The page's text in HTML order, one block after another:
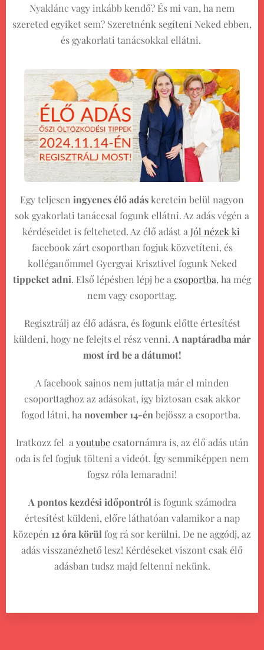
Nyaklánc vagy inkább kendő? És mi van, ha nem
szereted egyiket sem? Szeretnénk segíteni Neked ebben,
és gyakorlati tanácsokkal ellátni.
Egy teljesen ingyenes élő adáskeretein belül nagyon
sok gyakorlati tanáccsal fogunk ellátni. Az adás végén a
kérdéseidet is felteheted. Az élő adást aJól nézek ki
facebook zárt csoportban fogjuk közvetíteni, és
kolléganőmmel Gyergyai Krisztivel fogunk Neked
tippeket adni. Első lépésben lépj be acsoportba, ha még
nem vagy csoporttag.
Regisztrálj az élő adásra, és fogunk előtte értesítést
küldeni, hogy ne felejts el rész venni. A naptáradba már
most írd be a dátumot!
A facebook sajnos nem juttatja már el minden
csoporttaghoz az adásokat, így biztosan csak akkor
fogod látni, hanovember 14-énbejössz a csoportba.
Iratkozz fel ayoutubecsatornámra is, az élő adás után
oda is fel fogjuk tölteni a videót. Így semmiképpen nem
fogsz róla lemaradni!
A pontos kezdési időpontrólis fogunk számodra
értesítést küldeni, előre láthatóan valamikor a nap
közepén 12óra körülfog rá sor kerülni. De ne aggódj, az
adás visszanézhető lesz! Kérdéseket viszont csak élő
adásban tudsz majd feltenni nekünk.